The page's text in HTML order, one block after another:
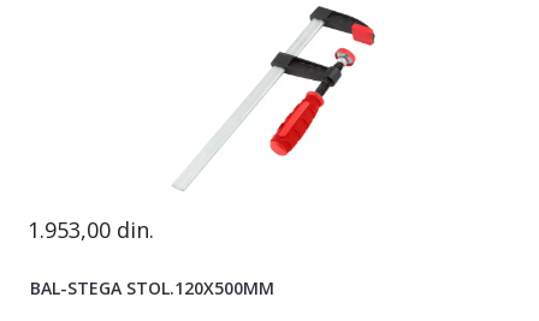
1.953,00 din.
BAL-STEGA STOL.120X500MM